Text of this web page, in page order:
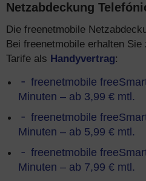
Netzabdeckung
Die freenetmobile
Bei freenetmobile erhalten
Tarife als Handyvertrag:
freenetmobile
Minuten – ab 3,99 € mtl.
freenetmobile
Minuten – ab 5,99 € mtl.
freenetmobile
Minuten – ab 7,99 € mtl.